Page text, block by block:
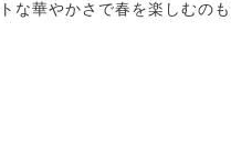
な華やかさで春を楽しむのも